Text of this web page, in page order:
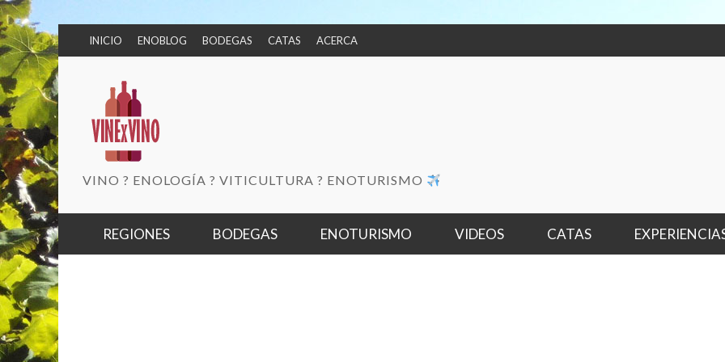
INICIO ENOBLOG BODEGAS CATAS ACERCA
VINO ? ENOLOGÍA ? VITICULTURA ? ENOTURISMO
REGIONES BODEGAS ENOTURISMO VIDEOS CATAS